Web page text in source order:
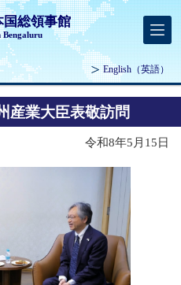
国総領事館
Bengaluru
English （英語）
産業大臣表敬訪問
令和8年5月15日